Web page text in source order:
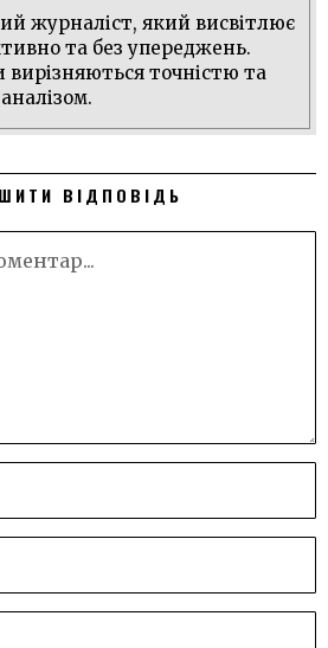
журналіст, який висвітлює
та без упереджень.
вирізняються точністю та
ВІДПОВІДЬ